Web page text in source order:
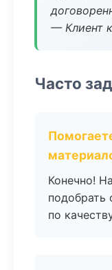
— Клиент
Часто
Конечно!
подобрать
по